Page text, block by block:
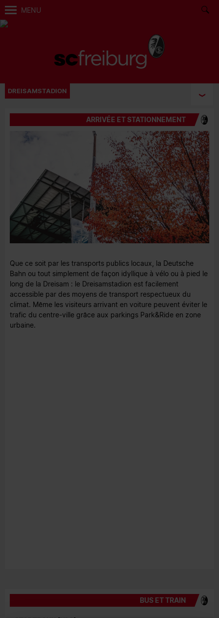
MENU
DREISAMSTADION
ARRIVÉE ET STATIONNEMENT
Que ce soit par les transports publics locaux, la Deutsche
Bahn ou tout simplement de façon idyllique à vélo ou à pied le
long de la Dreisam : le Dreisamstadion est facilement
accessible par des moyens de transport respectueux du
climat. Même les visiteurs arrivant en voiture peuvent éviter le
trafic du centre-ville grâce aux parkings Park&Ride en zone
urbaine.
BUS ET TRAIN